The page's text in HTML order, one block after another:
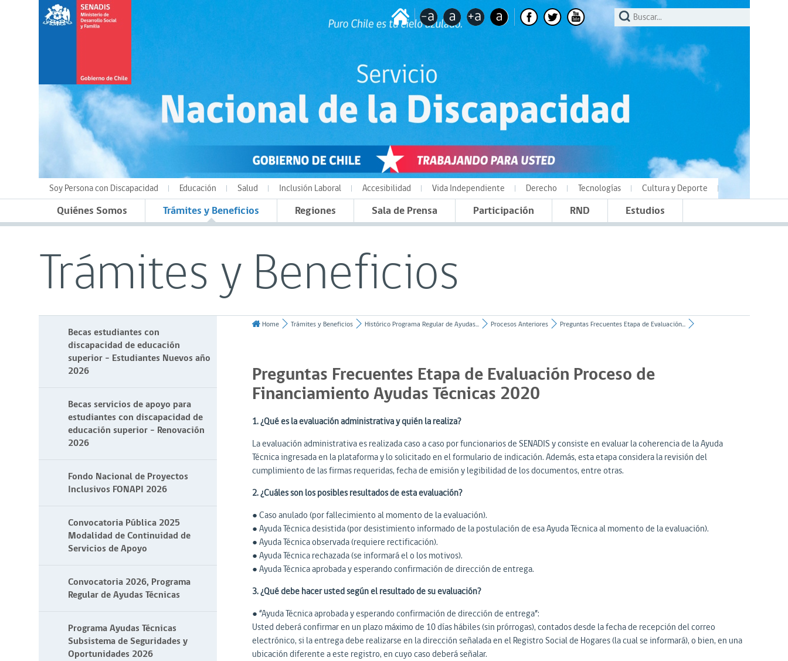
Soy Persona con Discapacidad Educación Salud Inclusión Laboral Accesibilidad Vida Independiente Derecho Tecnologías Cultura y Deporte
Quiénes Somos Trámites y Beneficios Regiones Sala de Prensa Participación RND Estudios
Trámites y Beneficios
Becas estudiantes con
discapacidad de educación
superior - Estudiantes Nuevos año
2026
Becas servicios de apoyo para
estudiantes con discapacidad de
educación superior - Renovación
2026
Fondo Nacional de Proyectos
Inclusivos FONAPI 2026
Convocatoria Pública 2025
Modalidad de Continuidad de
Servicios de Apoyo
Convocatoria 2026, Programa
Regular de Ayudas Técnicas
Programa Ayudas Técnicas
Subsistema de Seguridades y
Oportunidades 2026
Home Trámites y Beneficios Histórico Programa Regular de Ayudas... Procesos Anteriores Preguntas Frecuentes Etapa de Evaluación...
Preguntas Frecuentes Etapa de Evaluación Proceso de
Financiamiento Ayudas Técnicas 2020
1. ¿Qué es la evaluación administrativa y quién la realiza?
La evaluación administrativa es realizada caso a caso por funcionarios de SENADIS y consiste en evaluar la coherencia de la Ayuda
Técnica ingresada en la plataforma y lo solicitado en el formulario de indicación. Además, esta etapa considera la revisión del
cumplimiento de las firmas requeridas, fecha de emisión y legibilidad de los documentos, entre otras.
2. ¿Cuáles son los posibles resultados de esta evaluación?
● Caso anulado (por fallecimiento al momento de la evaluación).
● Ayuda Técnica desistida (por desistimiento informado de la postulación de esa Ayuda Técnica al momento de la evaluación).
● Ayuda Técnica observada (requiere rectificación).
● Ayuda Técnica rechazada (se informará el o los motivos).
● Ayuda Técnica aprobada y esperando confirmación de dirección de entrega.
3. ¿Qué debe hacer usted según el resultado de su evaluación?
● “Ayuda Técnica aprobada y esperando confirmación de dirección de entrega”:
Usted deberá confirmar en un plazo máximo de 10 días hábiles (sin prórrogas), contados desde la fecha de recepción del correo
electrónico, si la entrega debe realizarse en la dirección señalada en el Registro Social de Hogares (la cual se informará), o bien, en una
ubicación diferente a este registro, en cuyo caso deberá señalar.